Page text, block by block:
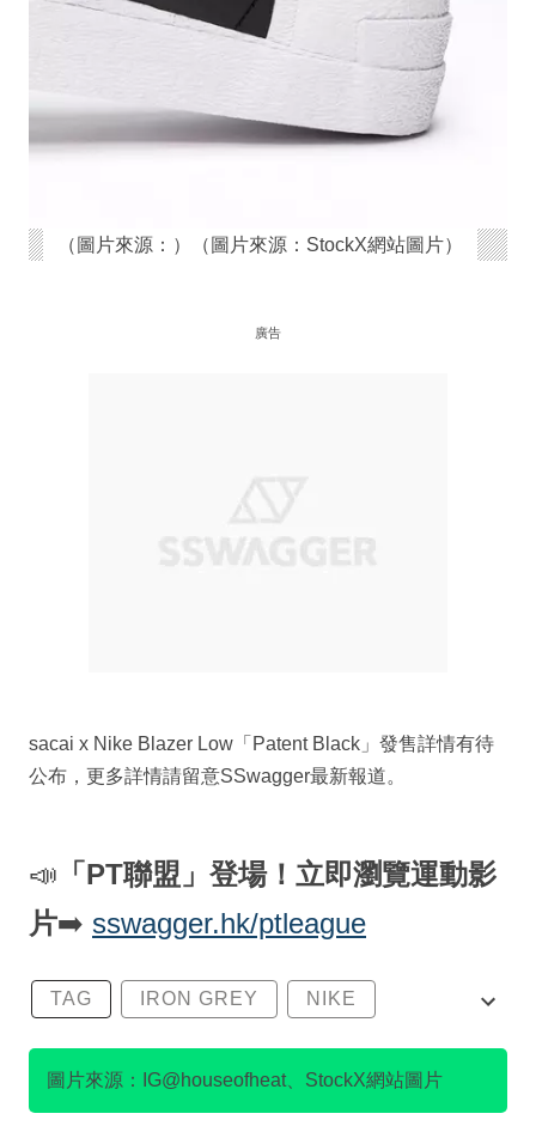
（圖片來源：）（圖片來源：StockX網站圖片）
廣告
sacai x Nike Blazer Low「Patent Black」發售詳情有待
公布，更多詳情請留意SSwagger最新報道。
📣 「PT聯盟」登場！立即瀏覽運動影
片➡️ sswagger.hk/ptleague
TAG IRON GREY NIKE
PATENT BLACK
SACAI
圖片來源：IG@houseofheat、StockX網站圖片